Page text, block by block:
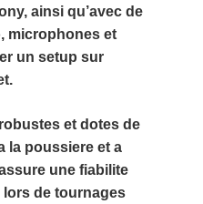
ainsi qu’avec de
microphones et
un setup sur
et dotes de
la poussiere et a
une fiabilite
lors de tournages